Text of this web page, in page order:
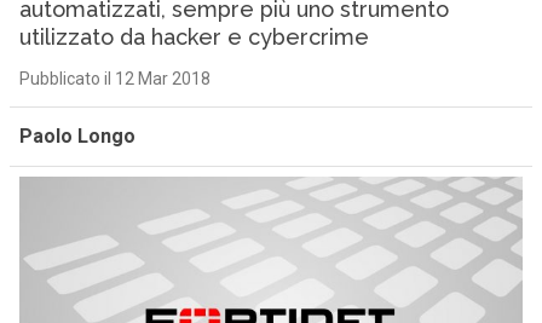
automatizzati, sempre più uno strumento
utilizzato da hacker e cybercrime
Pubblicato il 12 Mar 2018
Paolo Longo